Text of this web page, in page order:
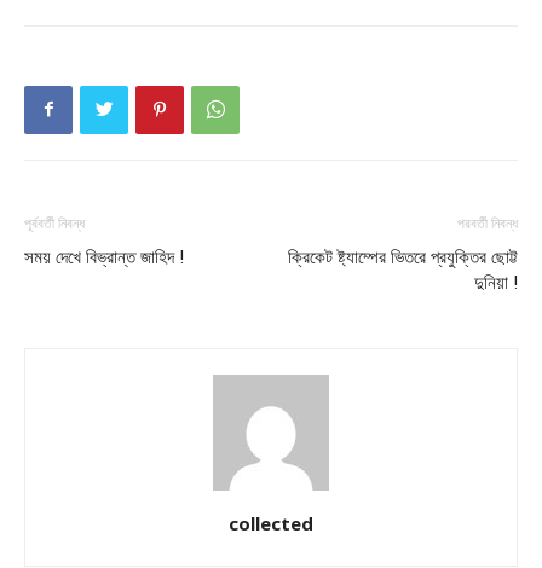
পূর্ববর্তী নিবন্ধ
সময় দেখে বিভ্রান্ত জাহিদ !
পরবর্তী নিবন্ধ
ক্রিকেট ষ্ট্যাম্পের ভিতরে প্রযুক্তির ছোট্ট
দুনিয়া !
collected